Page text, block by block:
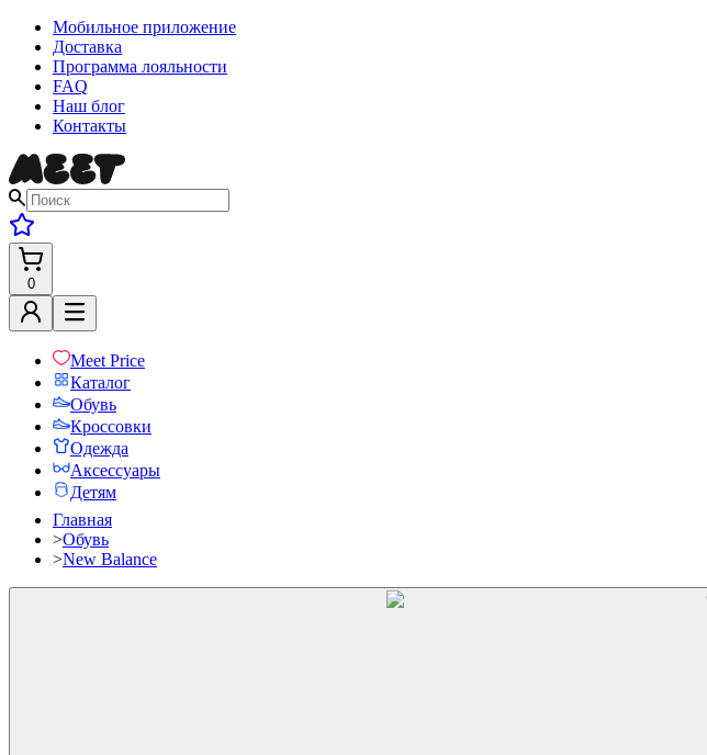
Мобильное приложение
Доставка
Программа лояльности
FAQ
Наш блог
Контакты
0
Meet Price
Каталог
Обувь
Кроссовки
Одежда
Аксессуары
Детям
Главная
>Обувь
>New Balance